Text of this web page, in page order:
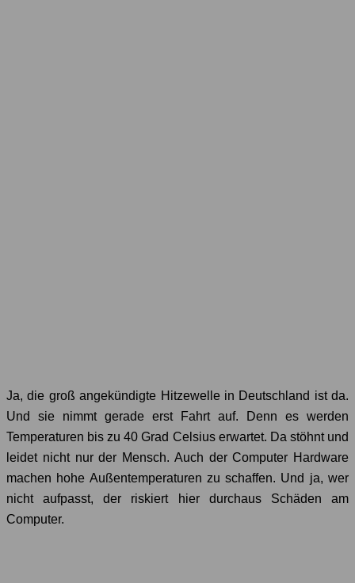
Ja, die groß angekündigte Hitzewelle in Deutschland ist da.
Und sie nimmt gerade erst Fahrt auf. Denn es werden
Temperaturen bis zu 40 Grad Celsius erwartet. Da stöhnt und
leidet nicht nur der Mensch. Auch der Computer Hardware
machen hohe Außentemperaturen zu schaffen. Und ja, wer
nicht aufpasst, der riskiert hier durchaus Schäden am
Computer.